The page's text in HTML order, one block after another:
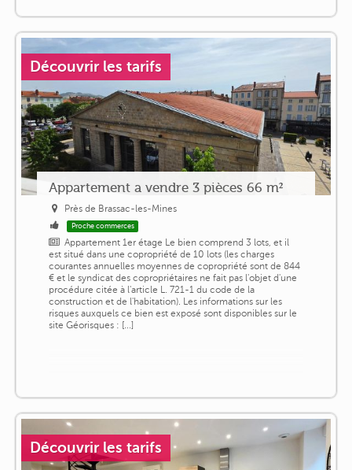
Découvrir les tarifs
Appartement a vendre 3 pièces 66 m²
Près de Brassac-les-Mines
Proche commerces
Appartement 1er étage Le bien comprend 3 lots, et il
est situé dans une copropriété de 10 lots (les charges
courantes annuelles moyennes de copropriété sont de 844
€ et le syndicat des copropriétaires ne fait pas l'objet d'une
procédure citée à l'article L. 721-1 du code de la
construction et de l'habitation). Les informations sur les
risques auxquels ce bien est exposé sont disponibles sur le
site Géorisques : [...]
Découvrir les tarifs